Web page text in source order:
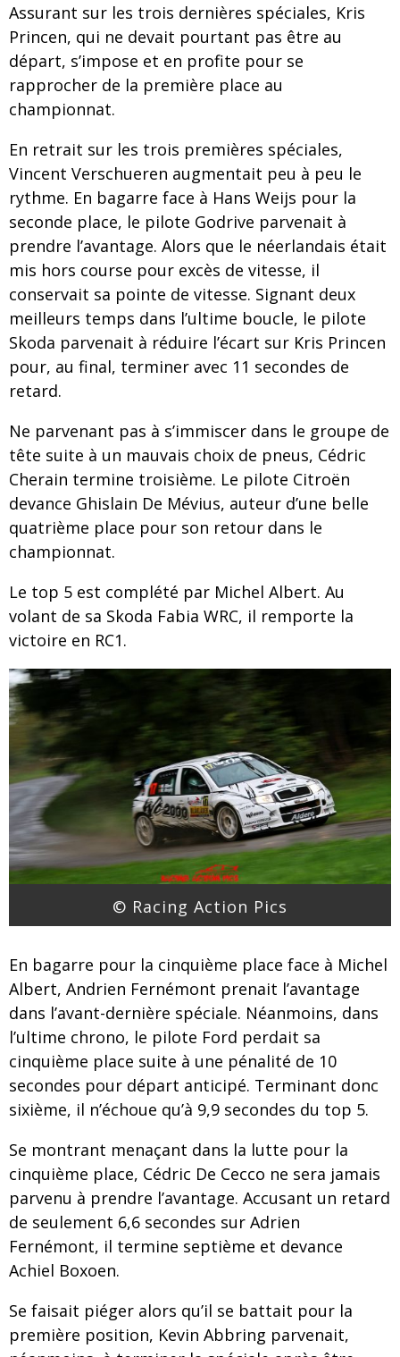
Assurant sur les trois dernières spéciales, Kris
Princen, qui ne devait pourtant pas être au
départ, s’impose et en profite pour se
rapprocher de la première place au
championnat.
En retrait sur les trois premières spéciales,
Vincent Verschueren augmentait peu à peu le
rythme. En bagarre face à Hans Weijs pour la
seconde place, le pilote Godrive parvenait à
prendre l’avantage. Alors que le néerlandais était
mis hors course pour excès de vitesse, il
conservait sa pointe de vitesse. Signant deux
meilleurs temps dans l’ultime boucle, le pilote
Skoda parvenait à réduire l’écart sur Kris Princen
pour, au final, terminer avec 11 secondes de
retard.
Ne parvenant pas à s’immiscer dans le groupe de
tête suite à un mauvais choix de pneus, Cédric
Cherain termine troisième. Le pilote Citroën
devance Ghislain De Mévius, auteur d’une belle
quatrième place pour son retour dans le
championnat.
Le top 5 est complété par Michel Albert. Au
volant de sa Skoda Fabia WRC, il remporte la
victoire en RC1.
© Racing Action Pics
En bagarre pour la cinquième place face à Michel
Albert, Andrien Fernémont prenait l’avantage
dans l’avant-dernière spéciale. Néanmoins, dans
l’ultime chrono, le pilote Ford perdait sa
cinquième place suite à une pénalité de 10
secondes pour départ anticipé. Terminant donc
sixième, il n’échoue qu’à 9,9 secondes du top 5.
Se montrant menaçant dans la lutte pour la
cinquième place, Cédric De Cecco ne sera jamais
parvenu à prendre l’avantage. Accusant un retard
de seulement 6,6 secondes sur Adrien
Fernémont, il termine septième et devance
Achiel Boxoen.
Se faisait piéger alors qu’il se battait pour la
première position, Kevin Abbring parvenait,